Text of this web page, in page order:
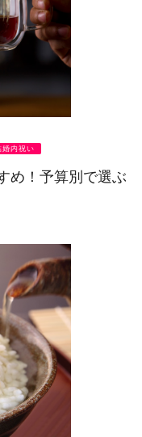
婚内祝い
め！予算別で選ぶ